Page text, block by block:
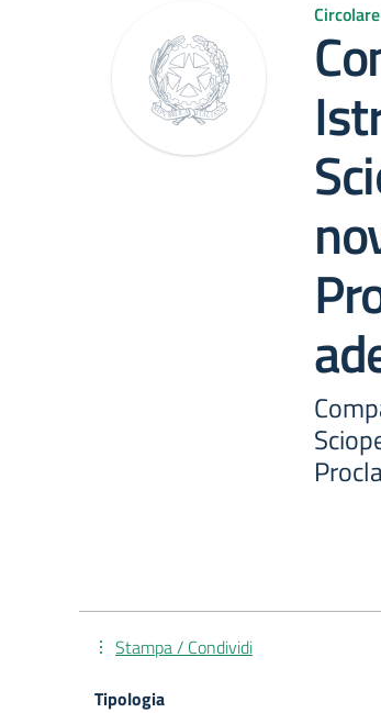
Stampa / Condividi
Tipologia